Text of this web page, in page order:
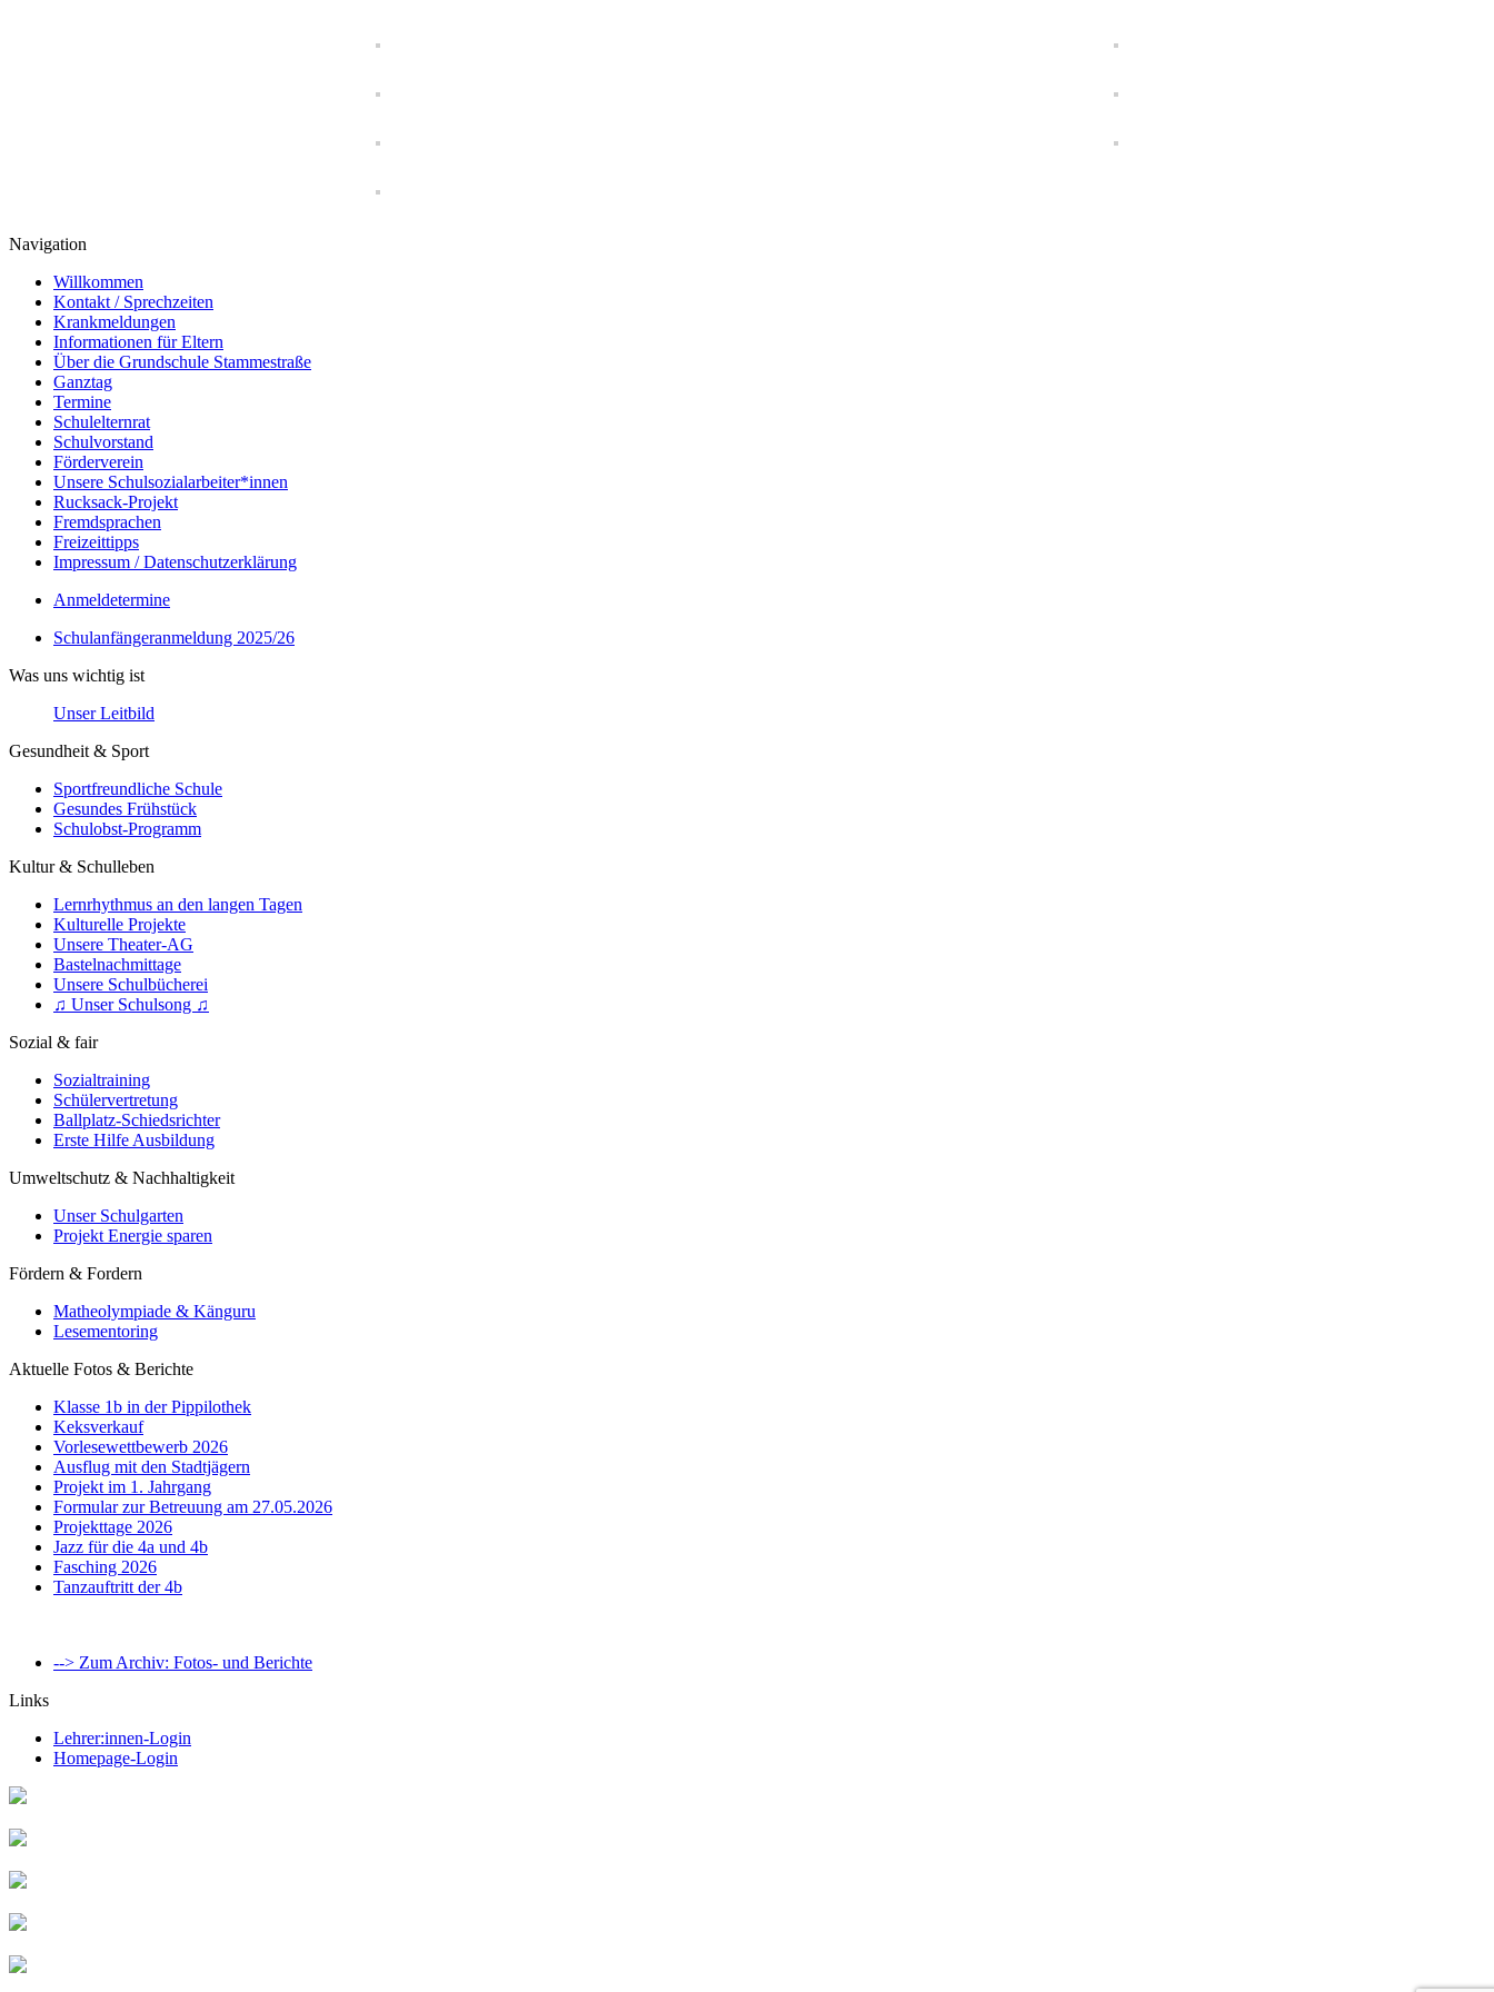
Navigation
Willkommen
Kontakt / Sprechzeiten
Krankmeldungen
Informationen für Eltern
Über die Grundschule Stammestraße
Ganztag
Termine
Schulelternrat
Schulvorstand
Förderverein
Unsere Schulsozialarbeiter*innen
Rucksack-Projekt
Fremdsprachen
Freizeittipps
Impressum / Datenschutzerklärung
Anmeldetermine
Schulanfängeranmeldung 2025/26
Was uns wichtig ist
Unser Leitbild
Gesundheit & Sport
Sportfreundliche Schule
Gesundes Frühstück
Schulobst-Programm
Kultur & Schulleben
Lernrhythmus an den langen Tagen
Kulturelle Projekte
Unsere Theater-AG
Bastelnachmittage
Unsere Schulbücherei
♫ Unser Schulsong ♫
Sozial & fair
Sozialtraining
Schülervertretung
Ballplatz-Schiedsrichter
Erste Hilfe Ausbildung
Umweltschutz & Nachhaltigkeit
Unser Schulgarten
Projekt Energie sparen
Fördern & Fordern
Matheolympiade & Känguru
Lesementoring
Aktuelle Fotos & Berichte
Klasse 1b in der Pippilothek
Keksverkauf
Vorlesewettbewerb 2026
Ausflug mit den Stadtjägern
Projekt im 1. Jahrgang
Formular zur Betreuung am 27.05.2026
Projekttage 2026
Jazz für die 4a und 4b
Fasching 2026
Tanzauftritt der 4b
--> Zum Archiv: Fotos- und Berichte
Links
Lehrer:innen-Login
Homepage-Login